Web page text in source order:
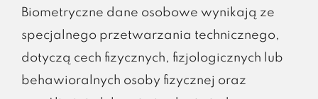
Biometryczne dane osobowe wynikają ze
specjalnego przetwarzania technicznego,
dotyczą cech fizycznych, fizjologicznych lub
behawioralnych osoby fizycznej oraz